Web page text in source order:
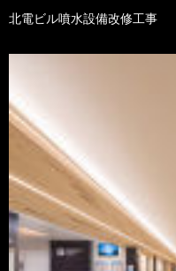
北電ビル噴水設備改修工事